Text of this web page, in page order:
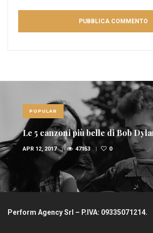
POPULAR
Le 5 canzoni più belle di Bob
APR 12, 2017 47153 0
Perform Agency Srl – P.IVA: 09335071214.